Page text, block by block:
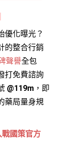
優化曝光？
的整合行銷
聲譽全包
打免費諮詢
@119m ，即
藥局量身規
國策官方